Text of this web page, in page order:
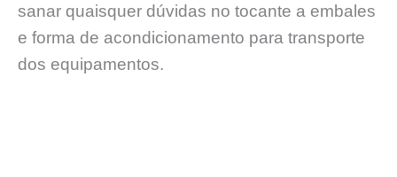
sanar quaisquer dúvidas no tocante a embales
e forma de acondicionamento para transporte
dos equipamentos.